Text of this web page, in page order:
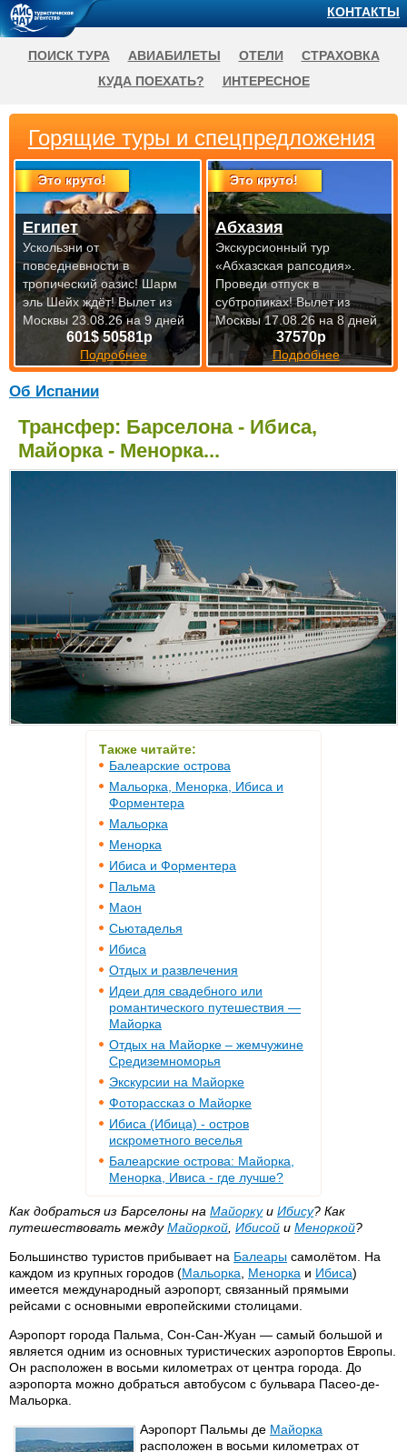
Об Испании
Трансфер: Барселона - Ибиса,
Майорка - Менорка...
Также читайте:
Балеарские острова
Мальорка, Менорка, Ибиса и
Форментера
Мальорка
Менорка
Ибиса и Форментера
Пальма
Маон
Сьютаделья
Ибиса
Отдых и развлечения
Идеи для свадебного или
романтического путешествия —
Майорка
Отдых на Майорке – жемчужине
Средиземноморья
Экскурсии на Майорке
Фоторассказ о Майорке
Ибиса (Ибица) - остров
искрометного веселья
Балеарские острова: Майорка,
Менорка, Ивиса - где лучше?
Как добраться из Барселоны на Майоркуи Ибису? Как
путешествовать междуМайоркой Ибисой и Меноркой?
Большинство туристов прибывает на Балеары самолётом. На
каждом из крупных городов (Мальорка Менорка и Ибиса)
имеется международный аэропорт, связанный прямыми
рейсами с основными европейскими столицами.
Аэропорт города Пальма, Сон-Сан-Жуан — самый большой и
является одним из основных туристических аэропортов Европы.
Он расположен в восьми километрах от центра города. До
аэропорта можно добраться автобусом с бульвара Пасео-де-
Мальорка.
Аэропорт Пальмы де Майорка
расположен в восьми километрах от
Горящие туры и спецпредложения
Это круто!
601$ 50581р
Подробнее
Египет
Ускользни от
повседневности в
тропический оазис! Шарм
эль Шейх ждёт!Вылет из
Москвы 23.08.26 на 9 дней
Это круто!
37570р
Подробнее
Абхазия
Экскурсионный тур
«Абхазская рапсодия».
Проведи отпуск в
субтропиках!Вылет из
Москвы 17.08.26 на 8 дней
КОНТАКТЫ
ПОИСК ТУРА АВИАБИЛЕТЫ ОТЕЛИ
СТРАХОВКА
КУДА ПОЕХАТЬ?
ИНТЕРЕСНОЕ